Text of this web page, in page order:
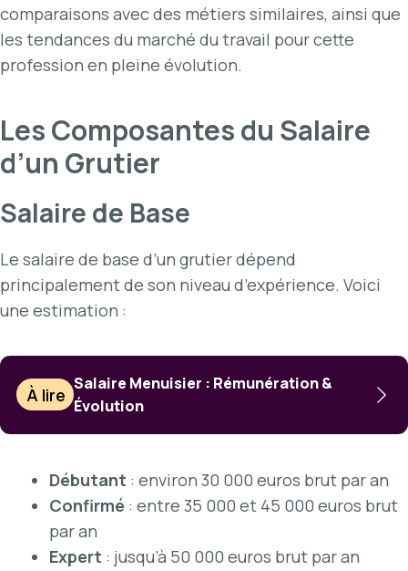
comparaisons avec des métiers similaires, ainsi que
les tendances du marché du travail pour cette
profession en pleine évolution.
Les Composantes du Salaire
d’un Grutier
Salaire de Base
Le salaire de base d’un grutier dépend
principalement de son niveau d’expérience. Voici
une estimation :
À lire
Salaire Menuisier : Rémunération &
Évolution
Débutant : environ 30 000 euros brut par an
Confirmé : entre 35 000 et 45 000 euros brut
par an
Expert : jusqu’à 50 000 euros brut par an